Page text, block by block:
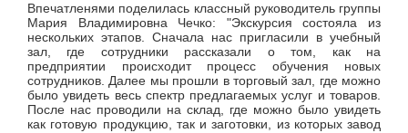
Впечатленями поделилась классный руководитель группы
Мария Владимировна Чечко: "Экскурсия состояла из
нескольких этапов. Сначала нас пригласили в учебный
зал, где сотрудники рассказали о том, как на
предприятии происходит процесс обучения новых
сотрудников. Далее мы прошли в торговый зал, где можно
было увидеть весь спектр предлагаемых услуг и товаров.
После нас проводили на склад, где можно было увидеть
как готовую продукцию, так и заготовки, из которых завод